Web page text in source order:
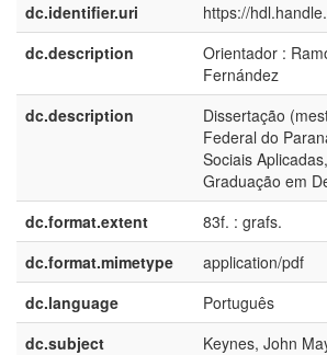
dc.identifier.uri
https://
dc.description
Orientador :
Fernández
dc.description
Dissertação
Federal do
Sociais
Graduação em
dc.format.extent
83f. : grafs.
dc.format.mimetype
application/pdf
dc.language
Português
dc.subject
Keynes, John